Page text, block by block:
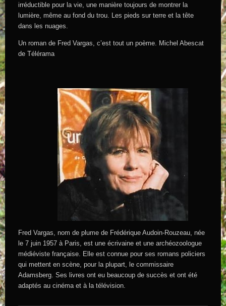
irréductible pour la vie, une manière toujours de montrer la
lumière, même au fond du trou. Les pieds sur terre et la tête
dans les nuages.
Un roman de Fred Vargas, c’est tout un poème. Michel Abescat
de Télérama
Fred Vargas, nom de plume de Frédérique Audoin-Rouzeau, née
le 7 juin 1957 à Paris, est une écrivaine et une archéozoologue
médiéviste française. Elle est connue pour ses romans policiers
qui mettent en scène, pour la plupart, le commissaire
Adamsberg. Ses livres ont eu beaucoup de succès et ont été
adaptés au cinéma et à la télévision.